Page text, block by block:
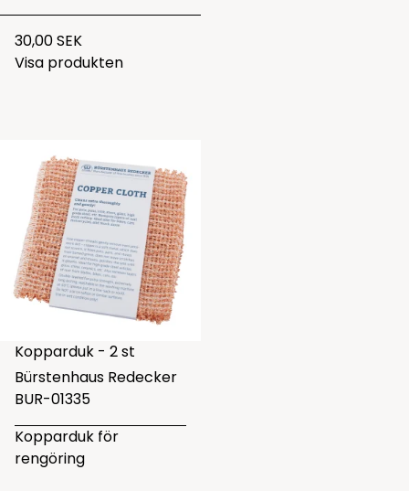
30,00 SEK
Visa produkten
Kopparduk - 2 st
Bürstenhaus Redecker
BUR-01335
Kopparduk för
rengöring